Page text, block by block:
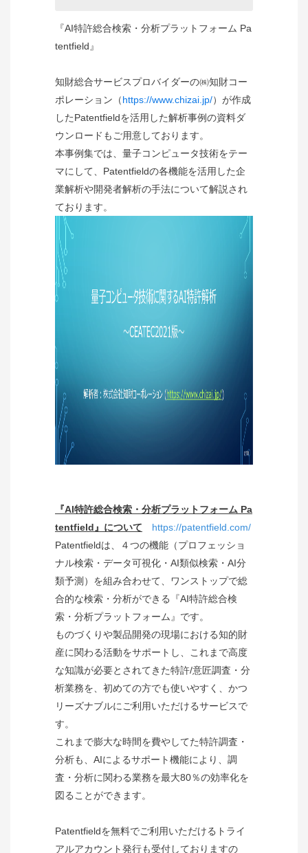
『AI特許総合検索・分析プラットフォーム Pa
tentfield』
知財総合サービスプロバイダーの㈱知財コー
ポレーション（https://www.chizai.jp/）が作成
したPatentfieldを活用した解析事例の資料ダ
ウンロードもご用意しております。
本事例集では、量子コンピュータ技術をテー
マにして、Patentfieldの各機能を活用した企
業解析や開発者解析の手法について解説され
ております。
『AI特許総合検索・分析プラットフォーム Pa
tentfield』について
https://patentfield.com/
Patentfieldは、４つの機能（プロフェッショ
ナル検索・データ可視化・AI類似検索・AI分
類予測）を組み合わせて、ワンストップで総
合的な検索・分析ができる『AI特許総合検
索・分析プラットフォーム』です。
ものづくりや製品開発の現場における知的財
産に関わる活動をサポートし、これまで高度
な知識が必要とされてきた特許/意匠調査・分
析業務を、初めての方でも使いやすく、かつ
リーズナブルにご利用いただけるサービスで
す。
これまで膨大な時間を費やしてた特許調査・
分析も、AIによるサポート機能により、調
査・分析に関わる業務を最大80％の効率化を
図ることができます。
Patentfieldを無料でご利用いただけるトライ
アルアカウント発行も受付しておりますの